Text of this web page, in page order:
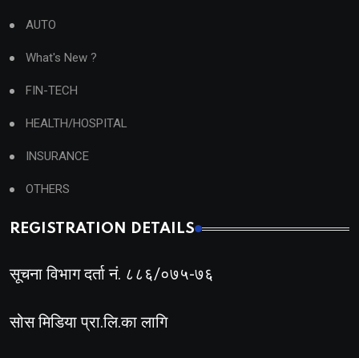
AUTO
What's New ?
FIN-TECH
HEALTH/HOSPITAL
INSURANCE
OTHERS
REGISTRATION DETAILS
सूचना विभाग दर्ता नं. ८८६/०७५-७६
सोस मिडिया प्रा.लि.का लागि